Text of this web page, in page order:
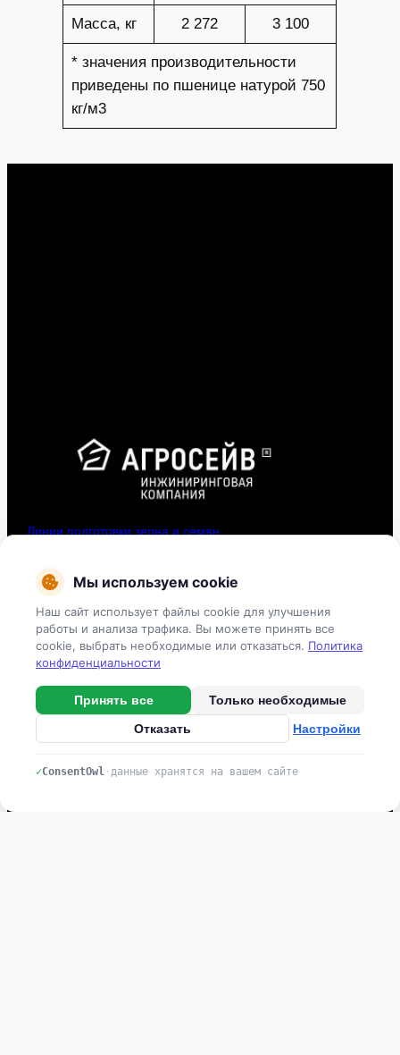
Масса, кг 2 272 3 100
* значения производительности
приведены по пшенице натурой 750
кг/м3
Линии подготовки зерна и семян
Системы орошения
Овощехранилища
Контакты
Тел: +7 (831) 461 91 58
Нижний Новгород,
Мы используем cookie
Наш сайт использует файлы cookie для улучшения
работы и анализа трафика. Вы можете принять все
cookie, выбрать необходимые или отказаться. Политика
конфиденциальности
Принять все
Только необходимые
Отказать
Настройки
✓ConsentOwl · данные хранятся на вашем сайте